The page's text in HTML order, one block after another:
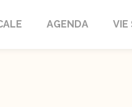
AGENDA VIE